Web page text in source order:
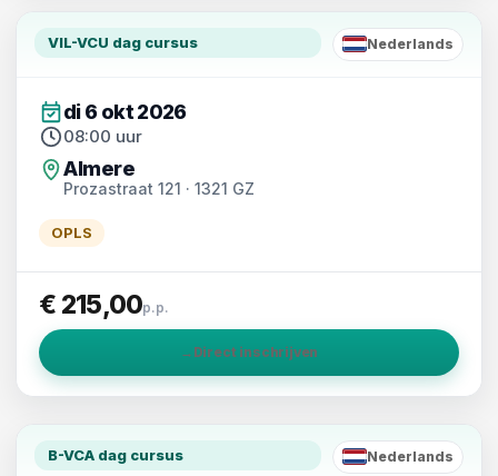
VIL-VCU dag cursus
NL
Nederlands
di 6 okt 2026
08:00 uur
Almere
Prozastraat 121 · 1321 GZ
OPLS
€ 215,00p.p.
→ Direct inschrijven
B-VCA dag cursus
NL
Nederlands